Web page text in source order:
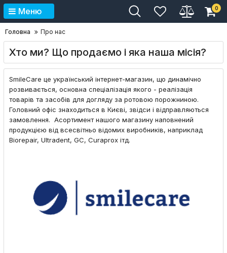
Меню 0
Головна Про нас
Хто ми? Що продаємо і яка наша місія?
SmileCare це український інтернет-магазин, що динамічно
розвивається, основна спеціалізація якого - реалізація
товарів та засобів для догляду за ротовою порожниною.
Головний офіс знаходиться в Києві, звідси і відправляються
замовлення. Асортимент нашого магазину наповнений
продукцією від всесвітньо відомих виробників, наприклад
Biorepair, Ultradent, GC, Curaprox ітд.